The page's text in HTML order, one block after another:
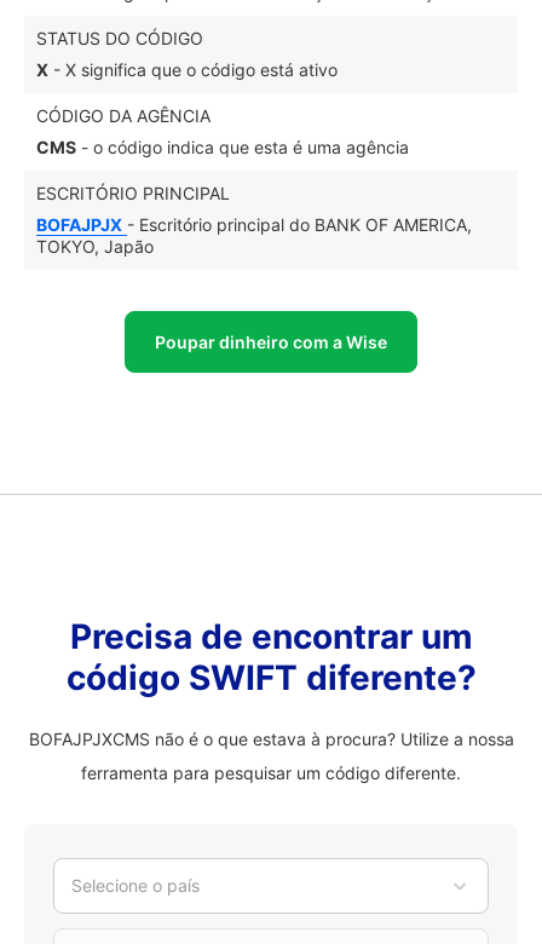
STATUS DO CÓDIGO
X - X significa que o código está ativo
CÓDIGO DA AGÊNCIA
CMS - o código indica que esta é uma agência
ESCRITÓRIO PRINCIPAL
BOFAJPJX - Escritório principal do BANK OF AMERICA,
TOKYO, Japão
Poupar dinheiro com a Wise
Precisa de encontrar um
código SWIFT diferente?
BOFAJPJXCMS não é o que estava à procura? Utilize a nossa
ferramenta para pesquisar um código diferente.
Selecione o país